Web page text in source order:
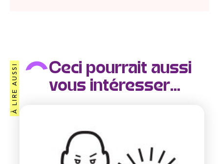
À LIRE AUSSI
Ceci pourrait aussi
vous intéresser...